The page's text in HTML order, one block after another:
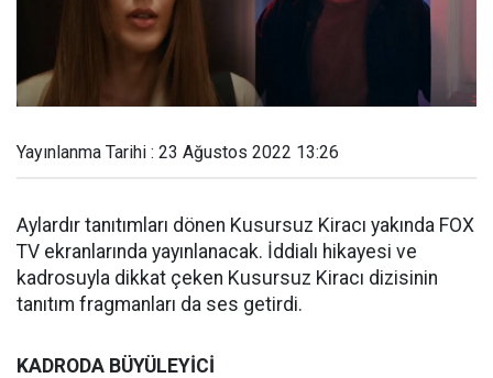
Yayınlanma Tarihi : 23 Ağustos 2022 13:26
Aylardır tanıtımları dönen Kusursuz Kiracı yakında FOX
TV ekranlarında yayınlanacak. İddialı hikayesi ve
kadrosuyla dikkat çeken Kusursuz Kiracı dizisinin
tanıtım fragmanları da ses getirdi.
KADRODA BÜYÜLEYİCİ